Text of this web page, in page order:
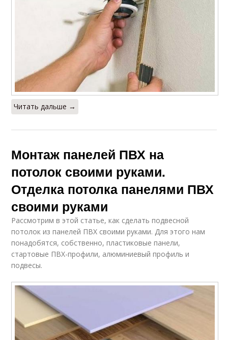
Читать дальше →
Монтаж панелей ПВХ на
потолок своими руками.
Отделка потолка панелями ПВХ
своими руками
Рассмотрим в этой статье, как сделать подвесной
потолок из панелей ПВХ своими руками. Для этого нам
понадобятся, собственно, пластиковые панели,
стартовые ПВХ-профили, алюминиевый профиль и
подвесы.